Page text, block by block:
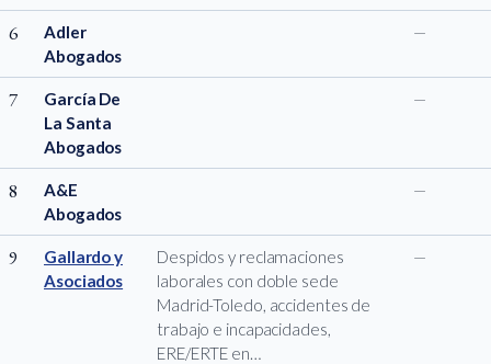
6
Adler
Abogados
—
7
García De
La Santa
Abogados
—
8
A&E
Abogados
—
9
Gallardo y
Asociados
Despidos y reclamaciones
laborales con doble sede
Madrid-Toledo, accidentes de
trabajo e incapacidades,
ERE/ERTE en…
—